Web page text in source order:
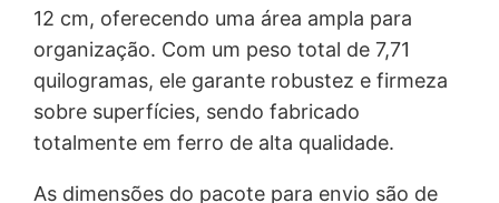
12 cm, oferecendo uma área ampla para
organização. Com um peso total de 7,71
quilogramas, ele garante robustez e firmeza
sobre superfícies, sendo fabricado
totalmente em ferro de alta qualidade.
As dimensões do pacote para envio são de